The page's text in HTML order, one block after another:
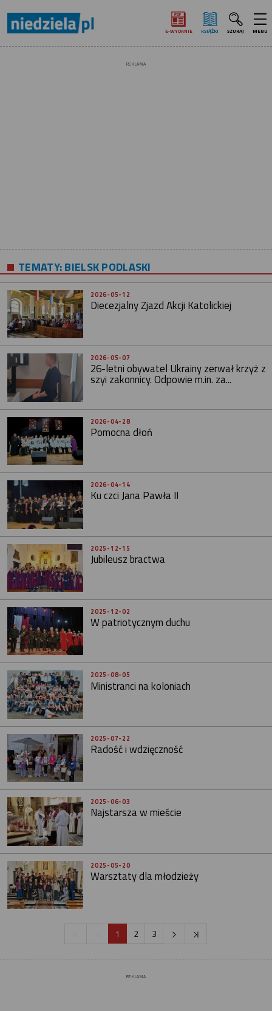
E‑WYDANIE KSIĄŻKI SZUKAJ MENU
REKLAMA
TEMATY:BIELSK PODLASKI
2026-05-12
Diecezjalny Zjazd Akcji Katolickiej
2026-05-07
26-letni obywatel Ukrainy zerwał krzyż z
szyi zakonnicy. Odpowie m.in. za...
2026-04-28
Pomocna dłoń
2026-04-14
Ku czci Jana Pawła II
2025-12-15
Jubileusz bractwa
2025-12-02
W patriotycznym duchu
2025-08-05
Ministranci na koloniach
2025-07-22
Radość i wdzięczność
2025-06-03
Najstarsza w mieście
2025-05-20
Warsztaty dla młodzieży
1 2 3
REKLAMA